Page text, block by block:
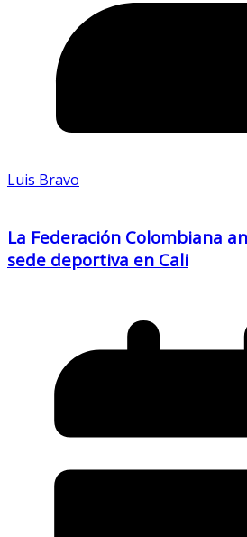
Luis Bravo
La Federación Colombiana
sede deportiva en Cali